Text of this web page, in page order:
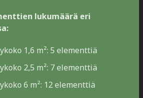
lukumäärä eri
1,6 m²: 5 elementtiä
2,5 m²: 7 elementtiä
6 m²: 12 elementtiä